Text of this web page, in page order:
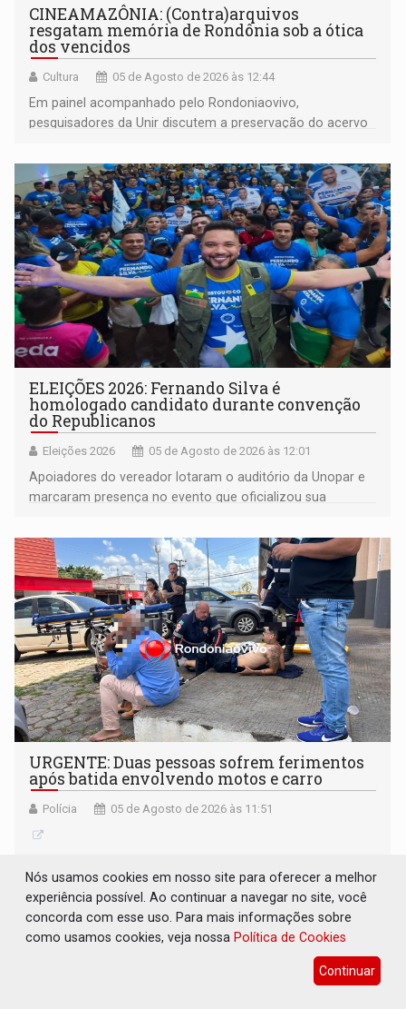
CINEAMAZÔNIA: (Contra)arquivos
resgatam memória de Rondônia sob a ótica
dos vencidos
Cultura 05 de Agosto de 2026 às 12:44
Em painel acompanhado pelo Rondoniaovivo,
pesquisadores da Unir discutem a preservação do acervo
memória como bússola para o futuro
ELEIÇÕES 2026: Fernando Silva é
homologado candidato durante convenção
do Republicanos
Eleições 2026 05 de Agosto de 2026 às 12:01
Apoiadores do vereador lotaram o auditório da Unopar e
marcaram presença no evento que oficializou sua
URGENTE: Duas pessoas sofrem ferimentos
após batida envolvendo motos e carro
Polícia 05 de Agosto de 2026 às 11:51
Nós usamos cookies em nosso site para oferecer a melhor
experiência possível. Ao continuar a navegar no site, você
concorda com esse uso. Para mais informações sobre
como usamos cookies, veja nossa Política de Cookies
Continuar